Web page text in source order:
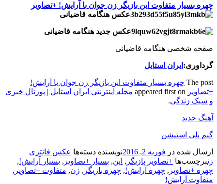
چهره بسیار متفاوت این بازیگر زن جوان با آرایش! +تصاویر
عکس هنگامه قاضیانی
عکس جدید هنگامه قاضیانی
صفحه شخصی هنگامه قاضیانی
گرداوری: ایران استایل
The post چهره بسیار متفاوت این بازیگر زن جوان با آرایش!
+تصاویر
مجله اینترنتی ایران استایل | پورتال خبری
و سبک زندگی.
آهنگ جدید
گیم پلی استیشن
ارسال شده در فوریه 2, 2016 نویسنده دسته‌ها عکس فانتزی
زنبرچسب‌ها +تصاویر بازیگر , این, بسیار +تصاویر , بسیار آرایش!,
چهره +تصاویر , چهره آرایش!, چهره بازیگر , زن, متفاوت +تصاویر ,
متفاوت آرایش!